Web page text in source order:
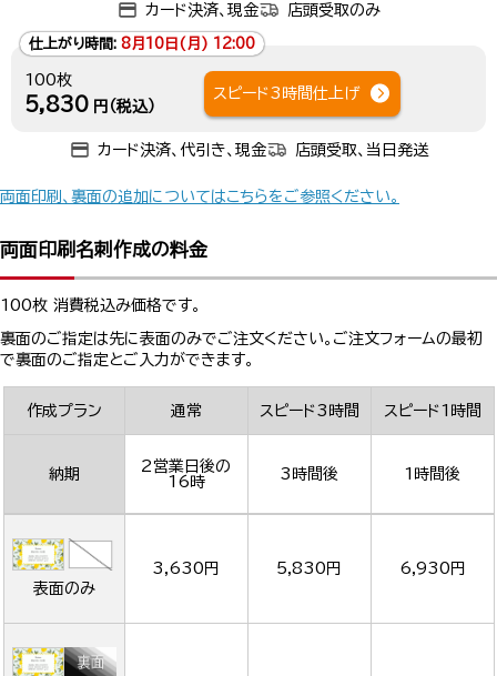
カード決済、現金 店頭受取のみ
仕上がり時間: 8月10日(月) 12:00
100枚
5,830 円（税込）
スピード3時間仕上げ
カード決済、代引き、現金 店頭受取、当日発送
両面印刷、裏面の追加についてはこちらをご参照ください。
両面印刷名刺作成の料金
100枚 消費税込み価格です。
裏面のご指定は先に表面のみでご注文ください。ご注文フォームの最初
で裏面のご指定とご入力ができます。
作成プラン 通常 スピード3時間 スピード1時間
納期
2営業日後の
16時
3時間後 1時間後
表面のみ
3,630円 5,830円 6,930円